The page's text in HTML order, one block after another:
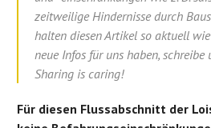
zeitweilige Hindernisse durch
halten diesen Artikel so aktuell
neue Infos für uns haben, schreibe
Sharing is caring!
Für diesen Flussabschnitt der